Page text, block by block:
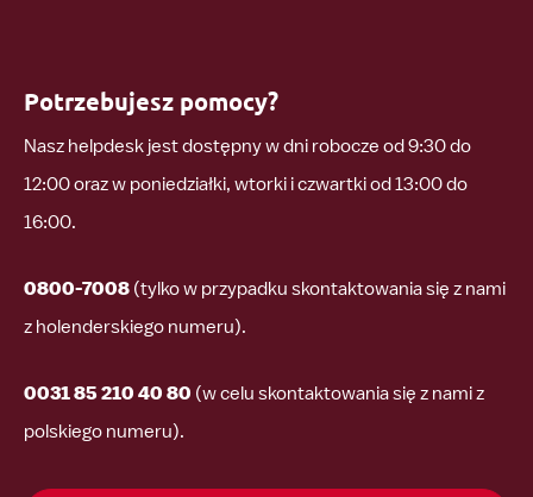
Potrzebujesz pomocy?
Nasz helpdesk jest dostępny w dni robocze od 9:30 do
12:00 oraz w poniedziałki, wtorki i czwartki od 13:00 do
16:00.
0800-7008 (tylko w przypadku skontaktowania się z nami
z holenderskiego numeru).
0031 85 210 40 80 (w celu skontaktowania się z nami z
polskiego numeru).